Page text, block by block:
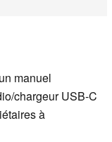
manuel
chargeur USB-C
à